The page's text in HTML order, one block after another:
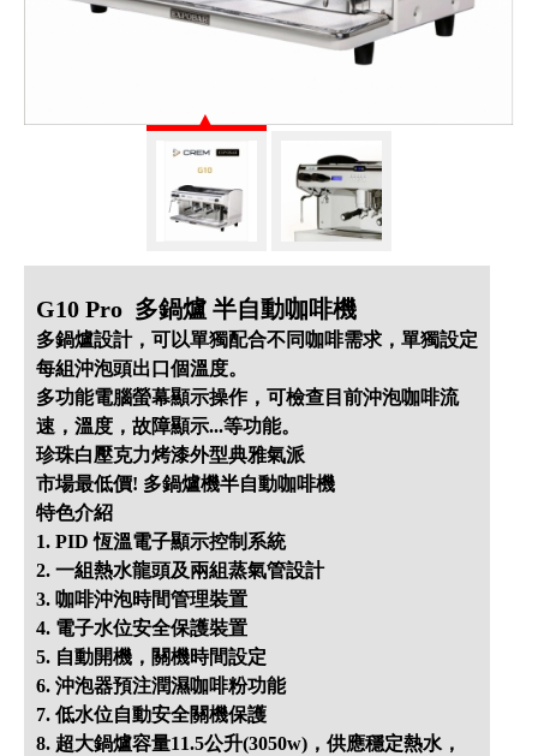
G10 Pro 多鍋爐 半自動咖啡機
多鍋爐設計，可以單獨配合不同咖啡需求，單獨設定
每組沖泡頭出口個溫度。
多功能電腦螢幕顯示操作，可檢查目前沖泡咖啡流
速，溫度，故障顯示...等功能。
珍珠白壓克力烤漆外型典雅氣派
市場最低價! 多鍋爐機半自動咖啡機
特色介紹
1. PID 恆溫電子顯示控制系統
2. 一組熱水龍頭及兩組蒸氣管設計
3. 咖啡沖泡時間管理裝置
4. 電子水位安全保護裝置
5. 自動開機，關機時間設定
6. 沖泡器預注潤濕咖啡粉功能
7. 低水位自動安全關機保護
8. 超大鍋爐容量11.5公升(3050w)，供應穩定熱水，